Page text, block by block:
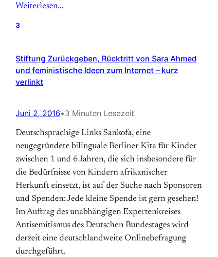
Weiterlesen…
3
Stiftung Zurückgeben, Rücktritt von Sara Ahmed
und feministische Ideen zum Internet – kurz
verlinkt
Juni 2, 2016•3 Minuten Lesezeit
Deutschsprachige Links Sankofa, eine
neugegründete bilinguale Berliner Kita für Kinder
zwischen 1 und 6 Jahren, die sich insbesondere für
die Bedürfnisse von Kindern afrikanischer
Herkunft einsetzt, ist auf der Suche nach Sponsoren
und Spenden: Jede kleine Spende ist gern gesehen!
Im Auftrag des unabhängigen Expertenkreises
Antisemitismus des Deutschen Bundestages wird
derzeit eine deutschlandweite Onlinebefragung
durchgeführt.